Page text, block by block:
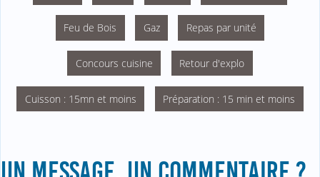
Feu de Bois Gaz Repas par unité
Concours cuisine Retour d'explo
Cuisson : 15mn et moins Préparation : 15 min et moins